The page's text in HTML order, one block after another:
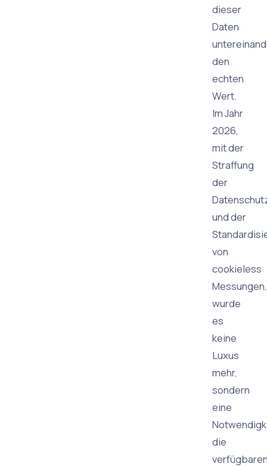
dieser
Daten
den
echten
Wert.
Im Jahr
2026,
mit der
Straffung
der
und der
von
cookieless
Messungen,
wurde
es
keine
Luxus
mehr,
sondern
eine
die